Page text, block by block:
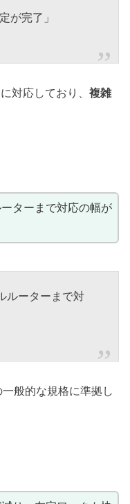
が完了」
対応しており、 複雑
ターまで対応の幅が
ルーターまで対
般的な規格に準拠し